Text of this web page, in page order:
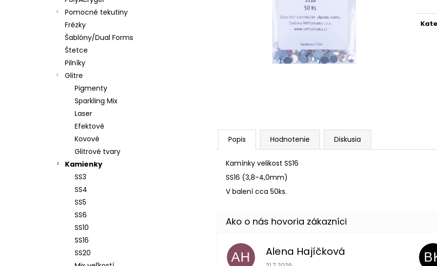
Pomocné tekutiny
Frézky
Šablóny/Dual Forms
Štetce
Pilníky
Glitre
Pigmenty
Sparkling Mix
Laser
Efektové
Kovové
Glitrové tvary
Kamienky
SS3
SS4
SS5
SS6
SS10
SS16
SS20
Popis Hodnotenie Diskusia
Kamínky velikost SS16
SS16 (3,8-4,0mm)
V balení cca 50ks.
AH Alena Hajíčková
Hodnotenie obchodu je 5 z 5 hviezdičiek.
PENOVÝ PILNÍK HALFMOON 120/180 1KS
€1,60
PILNÍK HALFMOON 100/180 1KS